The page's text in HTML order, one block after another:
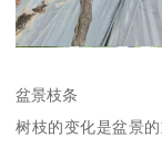
盆景枝条
树枝的变化是盆景